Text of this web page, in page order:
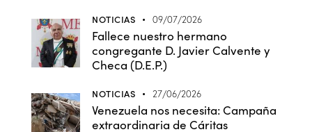
NOTICIAS 09/07/2026
Fallece nuestro hermano
congregante D. Javier Calvente y
Checa (D.E.P.)
NOTICIAS 27/06/2026
Venezuela nos necesita: Campaña
extraordinaria de Cáritas